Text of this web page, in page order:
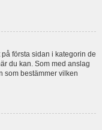
första sidan i kategorin de
du kan. Som med anslag
som bestämmer vilken